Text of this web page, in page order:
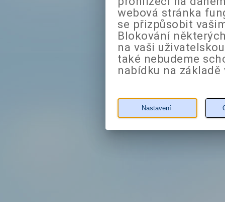
webová stránka
se přizpůsobit
Blokování
na vaši
také nebudeme
nabídku na
Nastavení